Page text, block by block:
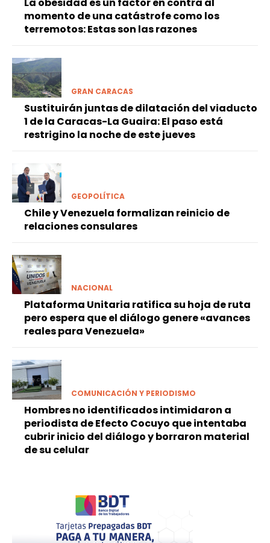
La obesidad es un factor en contra al
momento de una catástrofe como los
terremotos: Estas son las razones
GRAN CARACAS
Sustituirán juntas de dilatación del viaducto
1 de la Caracas-La Guaira: El paso está
restrigino la noche de este jueves
GEOPOLÍTICA
Chile y Venezuela formalizan reinicio de
relaciones consulares
NACIONAL
Plataforma Unitaria ratifica su hoja de ruta
pero espera que el diálogo genere «avances
reales para Venezuela»
COMUNICACIÓN Y PERIODISMO
Hombres no identificados intimidaron a
periodista de Efecto Cocuyo que intentaba
cubrir inicio del diálogo y borraron material
de su celular